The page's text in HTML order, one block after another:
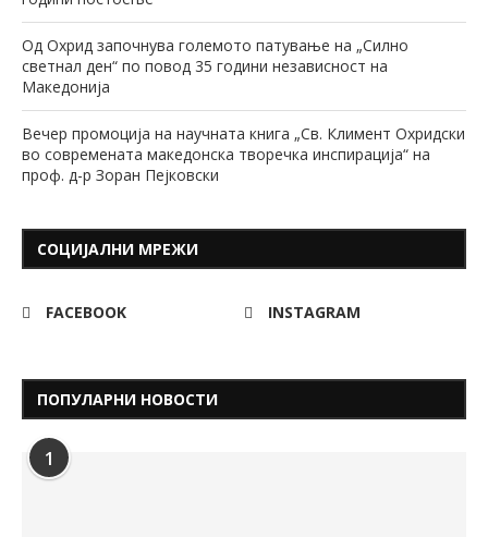
Од Охрид започнува големото патување на „Силно
светнал ден“ по повод 35 години независност на
Македонија
Вечер промоција на научната книга „Св. Климент Охридски
во современата македонска творечка инспирација“ на
проф. д-р Зоран Пејковски
СОЦИЈАЛНИ МРЕЖИ
FACEBOOK INSTAGRAM
ПОПУЛАРНИ НОВОСТИ
1